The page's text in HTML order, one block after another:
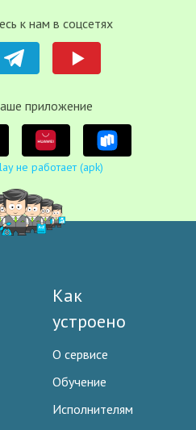
к нам в соцсетях
приложение
не работает (apk)
Как
устроено
О сервисе
Обучение
Исполнителям